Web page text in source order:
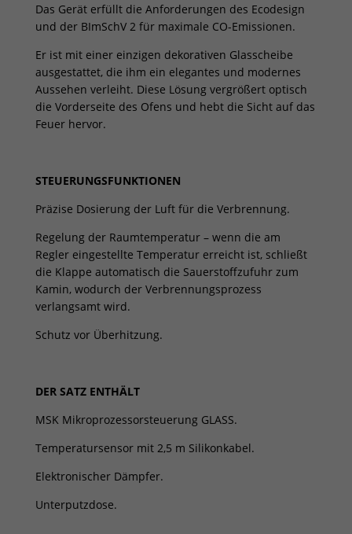
Das Gerät erfüllt die Anforderungen des Ecodesign
und der BImSchV 2 für maximale CO-Emissionen.
Er ist mit einer einzigen dekorativen Glasscheibe
ausgestattet, die ihm ein elegantes und modernes
Aussehen verleiht. Diese Lösung vergrößert optisch
die Vorderseite des Ofens und hebt die Sicht auf das
Feuer hervor.
STEUERUNGSFUNKTIONEN
Präzise Dosierung der Luft für die Verbrennung.
Regelung der Raumtemperatur – wenn die am
Regler eingestellte Temperatur erreicht ist, schließt
die Klappe automatisch die Sauerstoffzufuhr zum
Kamin, wodurch der Verbrennungsprozess
verlangsamt wird.
Schutz vor Überhitzung.
DER SATZ ENTHÄLT
MSK Mikroprozessorsteuerung GLASS.
Temperatursensor mit 2,5 m Silikonkabel.
Elektronischer Dämpfer.
Unterputzdose.